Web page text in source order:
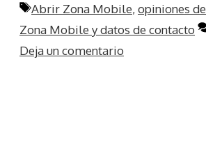
Etiquetas
Abrir Zona Mobile, opiniones de
Zona Mobile y datos de contacto
Deja un comentario